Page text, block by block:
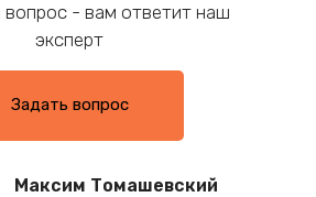
Максим Томашевский
вопрос - вам ответит наш
эксперт
Задать вопрос